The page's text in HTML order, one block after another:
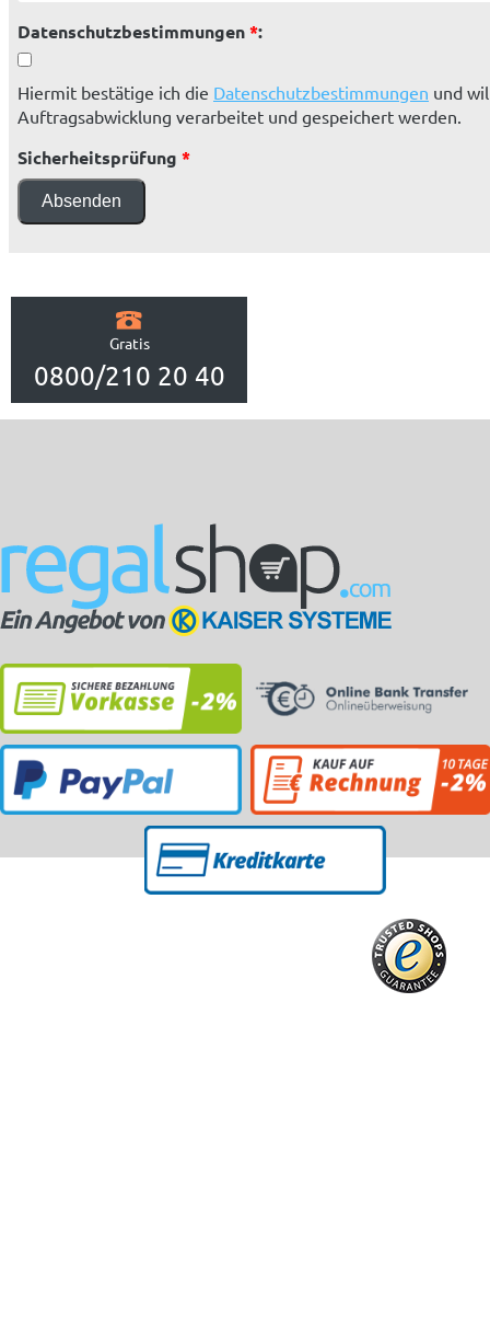
Datenschutzbestimmungen*:
Hiermit bestätige ich die Datenschutzbestimmungen und
Auftragsabwicklung verarbeitet und gespeichert werden.
Sicherheitsprüfung *
Absenden
Gratis
0800/210 20 40